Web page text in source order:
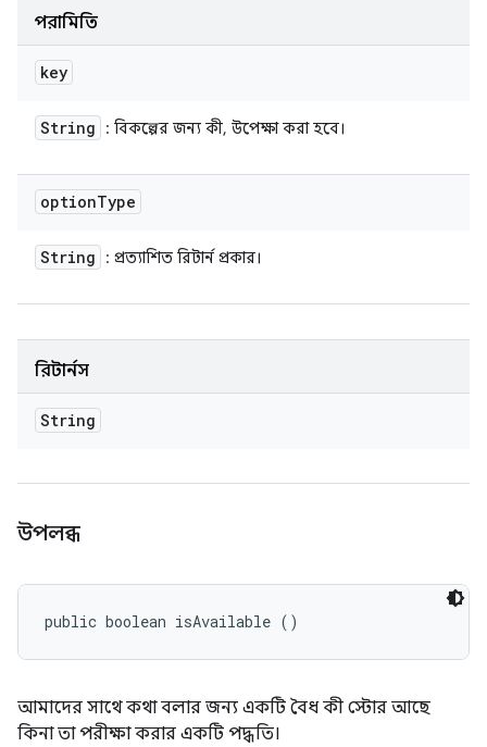
পরামিতি
key
String : বিকল্পের জন্য কী, উপেক্ষা করা হবে।
optionType
String : প্রত্যাশিত রিটার্ন প্রকার।
রিটার্নস
String
উপলব্ধ
public boolean isAvailable ()
আমাদের সাথে কথা বলার জন্য একটি বৈধ কী স্টোর আছে
কিনা তা পরীক্ষা করার একটি পদ্ধতি।